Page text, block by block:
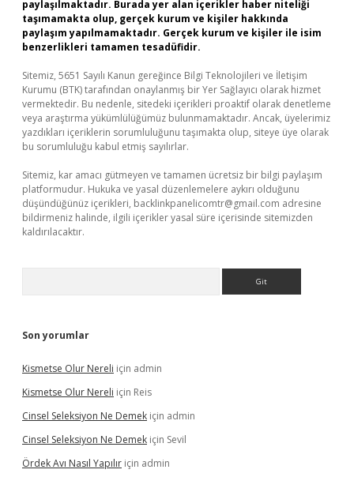
paylaşılmaktadır. Burada yer alan içerikler haber niteliği
taşımamakta olup, gerçek kurum ve kişiler hakkında
paylaşım yapılmamaktadır. Gerçek kurum ve kişiler ile isim
benzerlikleri tamamen tesadüfidir.
Sitemiz, 5651 Sayılı Kanun gereğince Bilgi Teknolojileri ve İletişim
Kurumu (BTK) tarafından onaylanmış bir Yer Sağlayıcı olarak hizmet
vermektedir. Bu nedenle, sitedeki içerikleri proaktif olarak denetleme
veya araştırma yükümlülüğümüz bulunmamaktadır. Ancak, üyelerimiz
yazdıkları içeriklerin sorumluluğunu taşımakta olup, siteye üye olarak
bu sorumluluğu kabul etmiş sayılırlar.
Sitemiz, kar amacı gütmeyen ve tamamen ücretsiz bir bilgi paylaşım
platformudur. Hukuka ve yasal düzenlemelere aykırı olduğunu
düşündüğünüz içerikleri, backlinkpanelicomtr@gmail.com adresine
bildirmeniz halinde, ilgili içerikler yasal süre içerisinde sitemizden
kaldırılacaktır.
Son yorumlar
Kismetse Olur Nereli için admin
Kismetse Olur Nereli için Reis
Cinsel Seleksiyon Ne Demek için admin
Cinsel Seleksiyon Ne Demek için Sevil
Ördek Avı Nasıl Yapılır için admin